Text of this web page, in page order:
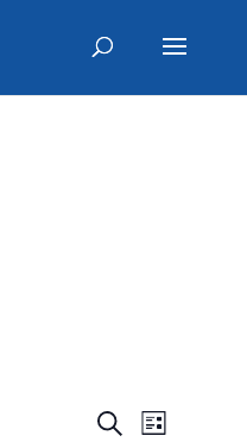
Zoeken
Lijst